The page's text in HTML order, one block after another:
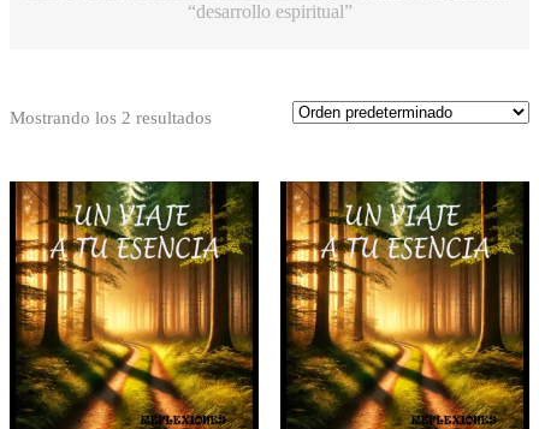
“desarrollo espiritual”
Mostrando los 2 resultados